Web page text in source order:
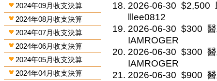
2024年09月收支決算
2024年08月收支決算
2024年07月收支決算
2024年06月收支決算
2024年05月收支決算
2024年04月收支決算
2026-06-30 $2,500
lllee0812
2026-06-30 $300
IAMROGER
2026-06-30 $300
IAMROGER
2026-06-30 $900